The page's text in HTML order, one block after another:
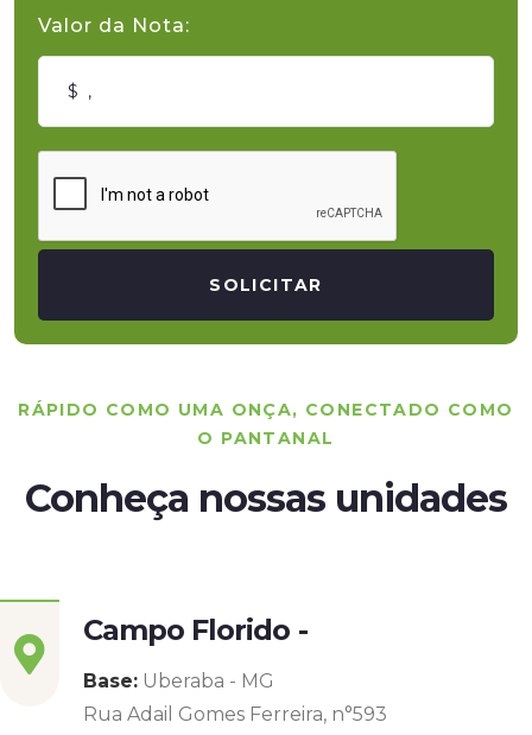
Valor da Nota:
SOLICITAR
RÁPIDO COMO UMA ONÇA, CONECTADO COMO
O PANTANAL
Conheça nossas unidades
Campo Florido -
Base: Uberaba - MG
Rua Adail Gomes Ferreira, n°593